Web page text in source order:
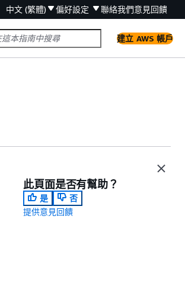
中文 (繁體) 偏好設定 聯絡我們意見回饋
建立 AWS 帳戶
此頁面是否有幫助？
是
否
提供意見回饋